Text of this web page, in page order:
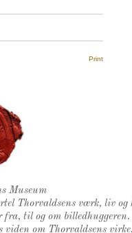
Print
Museum
Thorvaldsens værk, liv og
til og om billedhuggeren.
om Thorvaldsens virke.